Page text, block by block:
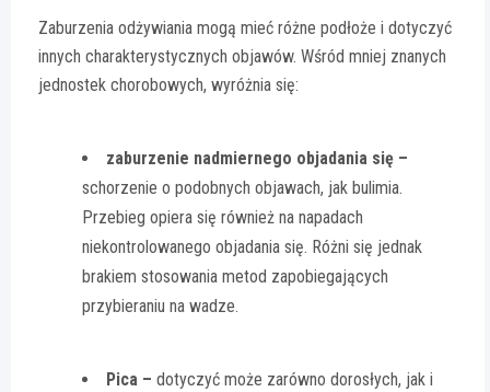
Zaburzenia odżywiania mogą mieć różne podłoże i dotyczyć
innych charakterystycznych objawów. Wśród mniej znanych
jednostek chorobowych, wyróżnia się:
zaburzenie nadmiernego objadania się –
schorzenie o podobnych objawach, jak bulimia.
Przebieg opiera się również na napadach
niekontrolowanego objadania się. Różni się jednak
brakiem stosowania metod zapobiegających
przybieraniu na wadze.
Pica – dotyczyć może zarówno dorosłych, jak i